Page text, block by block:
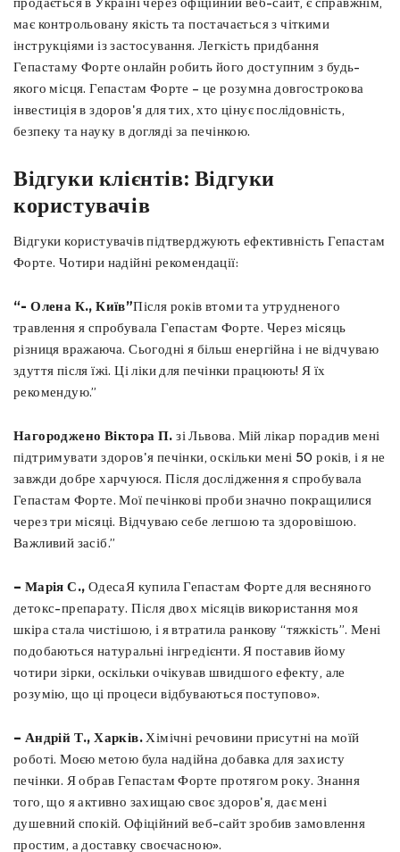
має контрольовану якість та постачається з чіткими
інструкціями із застосування. Легкість придбання
Гепастаму Форте онлайн робить його доступним з будь-
якого місця. Гепастам Форте – це розумна довгострокова
інвестиція в здоров'я для тих, хто цінує послідовність,
безпеку та науку в догляді за печінкою.
Відгуки клієнтів: Відгуки
користувачів
Відгуки користувачів підтверджують ефективність Гепастам
Форте. Чотири надійні рекомендації:
“- Олена К., Київ”Після років втоми та утрудненого
травлення я спробувала Гепастам Форте. Через місяць
різниця вражаюча. Сьогодні я більш енергійна і не відчуваю
здуття після їжі. Ці ліки для печінки працюють! Я їх
рекомендую.”
Нагороджено Віктора П. зі Львова. Мій лікар порадив мені
підтримувати здоров'я печінки, оскільки мені 50 років, і я не
завжди добре харчуюся. Після дослідження я спробувала
Гепастам Форте. Мої печінкові проби значно покращилися
через три місяці. Відчуваю себе легшою та здоровішою. ​​
Важливий засіб.”
– Марія С., ОдесаЯ купила Гепастам Форте для весняного
детокс-препарату. Після двох місяців використання моя
шкіра стала чистішою, і я втратила ранкову “тяжкість”. Мені
подобаються натуральні інгредієнти. Я поставив йому
чотири зірки, оскільки очікував швидшого ефекту, але
розумію, що ці процеси відбуваються поступово».
– Андрій Т., Харків.Хімічні речовини присутні на моїй
роботі. Моєю метою була надійна добавка для захисту
печінки. Я обрав Гепастам Форте протягом року. Знання
того, що я активно захищаю своє здоров'я, дає мені
душевний спокій. Офіційний веб-сайт зробив замовлення
простим, а доставку своєчасною».